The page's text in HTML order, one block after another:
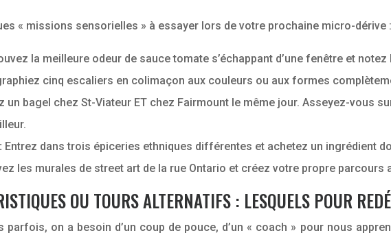
« missions sensorielles » à essayer lors de votre prochaine micro-dérive :
la meilleure odeur de sauce tomate s’échappant d’une fenêtre et
cinq escaliers en colimaçon aux couleurs ou aux formes
un bagel chez St-Viateur ET chez Fairmount le même jour. Asseyez-vous
Entrez dans trois épiceries ethniques différentes et achetez un ingrédient
les murales de street art de la rue Ontario et créez votre propre parcours
OU TOURS ALTERNATIFS : LESQUELS POUR
parfois, on a besoin d’un coup de pouce, d’un « coach » pour nous